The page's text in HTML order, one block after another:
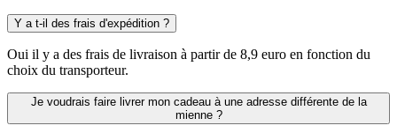
Y a t-il des frais d'expédition ?
Oui il y a des frais de livraison à partir de 8,9 euro en fonction du
choix du transporteur.
Je voudrais faire livrer mon cadeau à une adresse différente de la
mienne ?